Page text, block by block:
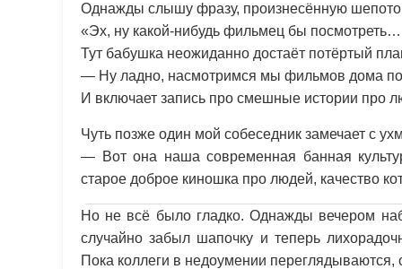
Однажды слышу фразу, произнесённую
«Эх, ну какой-нибудь фильмец бы посмотреть…
Тут бабушка неожиданно достаёт потёртый
— Ну ладно, насмотримся мы фильмов дома
И включает запись про смешные истории про
Чуть позже один мой собеседник замечает с
— Вот она наша современная банная
старое доброе киношка про людей, качество
Но не всё было гладко. Однажды вечером
случайно забыл шапочку и теперь
Пока коллеги в недоумении переглядываются,